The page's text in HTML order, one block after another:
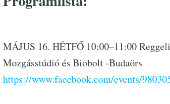
MÁJUS 16. HÉTFŐ 10:00–11:00
Mozgásstúdió és Biobolt -Budaörs
https://www.facebook.com/events/